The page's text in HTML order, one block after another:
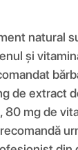
natural
și
de extract
mg de